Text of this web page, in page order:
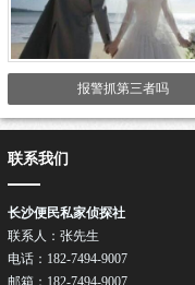
报警抓第三者吗
联系我们
长沙便民私家侦探社
联系人：张先生
电话：182-7494-9007